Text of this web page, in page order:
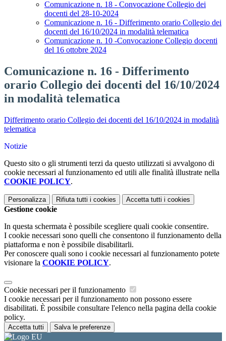
Comunicazione n. 18 - Convocazione Collegio dei
docenti del 28-10-2024
Comunicazione n. 16 - Differimento orario Collegio dei
docenti del 16/10/2024 in modalità telematica
Comunicazione n. 10 -Convocazione Collegio docenti
del 16 ottobre 2024
Comunicazione n. 16 - Differimento
orario Collegio dei docenti del 16/10/2024
in modalità telematica
Differimento orario Collegio dei docenti del 16/10/2024 in modalità
telematica
Notizie
Questo sito o gli strumenti terzi da questo utilizzati si avvalgono di
cookie necessari al funzionamento ed utili alle finalità illustrate nella
COOKIE POLICY.
Personalizza Rifiuta tutti i cookies Accetta tutti i cookies
Gestione cookie
In questa schermata è possibile scegliere quali cookie consentire.
I cookie necessari sono quelli che consentono il funzionamento della
piattaforma e non è possibile disabilitarli.
Per conoscere quali sono i cookie necessari al funzionamento potete
visionare la COOKIE POLICY.
Cookie necessari per il funzionamento
I cookie necessari per il funzionamento non possono essere
disabilitati. È possibile consultare l'elenco nella pagina della cookie
policy.
Accetta tutti Salva le preferenze